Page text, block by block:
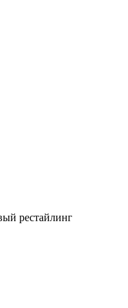
рестайлинг